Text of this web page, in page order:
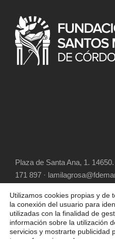
Plaza de Santa Ana, 1.
171 897 ·
Utilizamos cookies propias y de
la conexión del usuario para
utilizadas con la finalidad de
información sobre la utilización
servicios y mostrarte publicidad